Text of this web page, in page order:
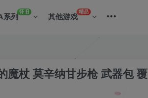
系列
怀旧
其他游戏
精品
魔杖 莫辛纳甘步枪 武器包 覆